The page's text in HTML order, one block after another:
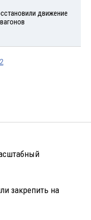
движение
закрепить на